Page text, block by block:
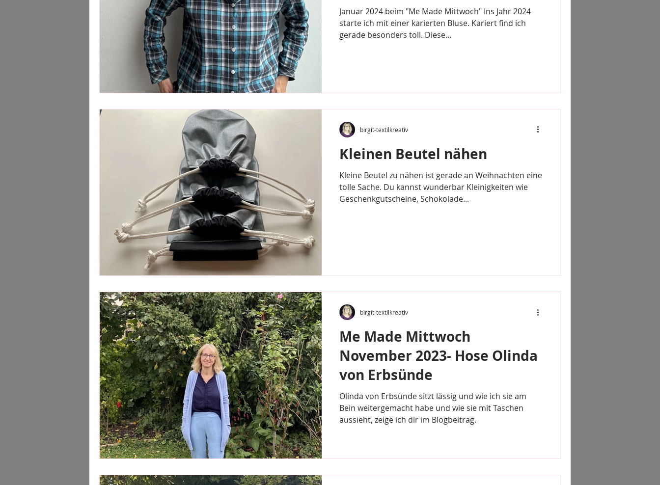
Januar 2024 beim "Me Made Mittwoch" Ins Jahr 2024
starte ich mit einer karierten Bluse. Kariert find ich
gerade besonders toll. Diese...
Kleinen Beutel nähen
Kleine Beutel zu nähen ist gerade an Weihnachten eine
tolle Sache. Du kannst wunderbar Kleinigkeiten wie
Geschenkgutscheine, Schokolade...
birgit-textilkreativ
Me Made Mittwoch
November 2023- Hose Olinda
von Erbsünde
Olinda von Erbsünde sitzt lässig und wie ich sie am
Bein weitergemacht habe und wie sie mit Taschen
aussieht, zeige ich dir im Blogbeitrag.
birgit-textilkreativ